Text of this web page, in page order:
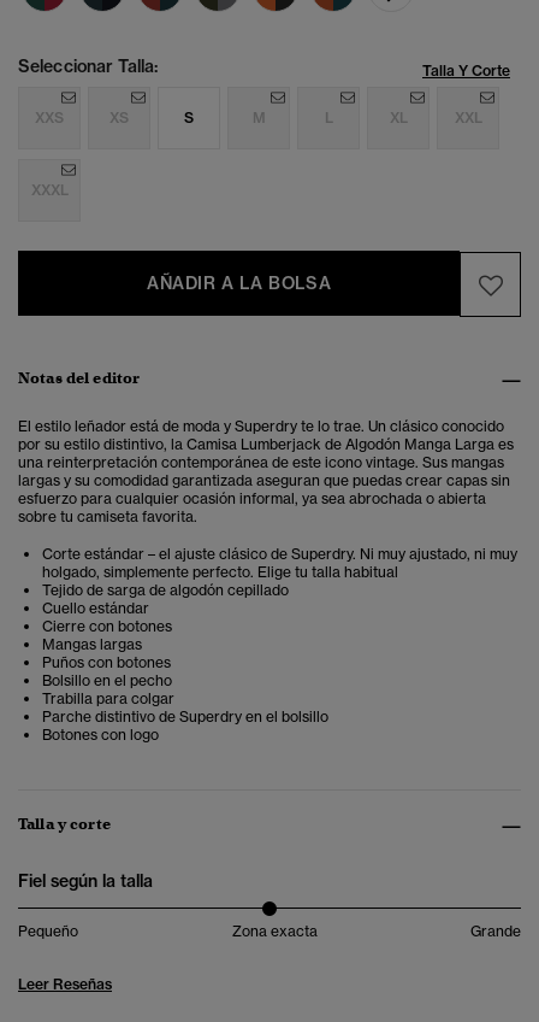
Seleccionar Talla: Talla Y Corte
XXS XS S M L XL XXL
XXXL
AÑADIR A LA BOLSA
Notas del editor
El estilo leñador está de moda y Superdry te lo trae. Un clásico conocido
por su estilo distintivo, la Camisa Lumberjack de Algodón Manga Larga es
una reinterpretación contemporánea de este icono vintage. Sus mangas
largas y su comodidad garantizada aseguran que puedas crear capas sin
esfuerzo para cualquier ocasión informal, ya sea abrochada o abierta
sobre tu camiseta favorita.
Corte estándar – el ajuste clásico de Superdry. Ni muy ajustado, ni muy
holgado, simplemente perfecto. Elige tu talla habitual
Tejido de sarga de algodón cepillado
Cuello estándar
Cierre con botones
Mangas largas
Puños con botones
Bolsillo en el pecho
Trabilla para colgar
Parche distintivo de Superdry en el bolsillo
Botones con logo
Talla y corte
Fiel según la talla
Pequeño Zona exacta Grande
Leer Reseñas